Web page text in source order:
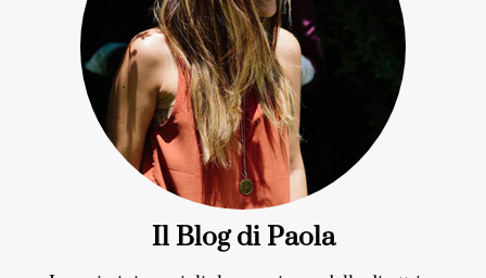
Il Blog di Paola